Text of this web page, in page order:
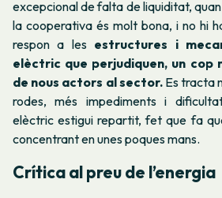
excepcional de falta de liquiditat,
la cooperativa és molt bona, i no hi
respon a les estructures i
elèctric que perjudiquen, un cop
de nous actors al sector.Es tracta
rodes, més impediments i
elèctric estigui repartit, fet que fa
concentrant en unes poques mans.
Crítica al preu de l’energia